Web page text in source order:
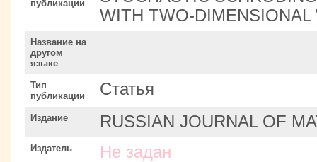
публикации
WITH TWO-
Название на
другом
языке
Тип
публикации
Статья
Издание RUSSIAN JOURNAL OF
Издатель Не задан